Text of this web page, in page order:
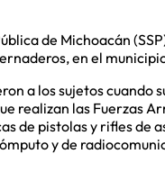
de Michoacán
en el
a los sujetos
realizan las Fuerzas
de pistolas y rifles de
y de